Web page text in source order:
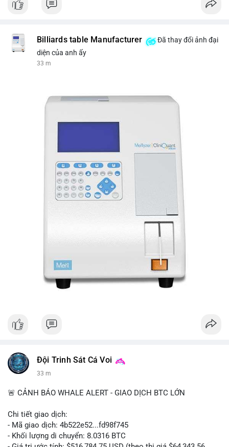
Billiards table Manufacturer
Đã thay đổi ảnh đại
diện của anh ấy
33 m
Đội Trinh Sát Cá Voi
33 m
🚨 CẢNH BÁO WHALE ALERT - GIAO DỊCH BTC LỚN
Chi tiết giao dịch:
- Mã giao dịch: 4b522e52...fd98f745
- Khối lượng di chuyển: 8.0316 BTC